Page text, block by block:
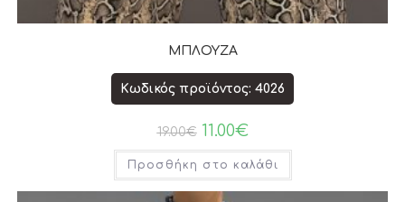
ΜΠΛΟΥΖΑ
Κωδικός προϊόντος: 4026
19.00€ 11.00€
Προσθήκη στο καλάθι